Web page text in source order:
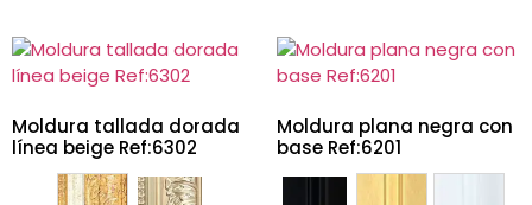
Moldura tallada dorada
línea beige Ref:6302
Moldura plana negra con
base Ref:6201